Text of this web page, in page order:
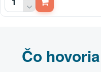
Čo